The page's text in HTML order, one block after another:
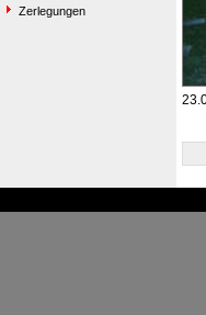
Zerlegungen